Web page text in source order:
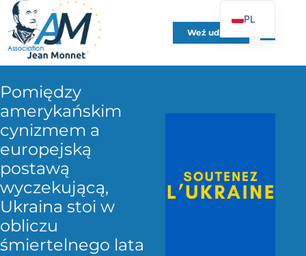
Weź udział
Pomiędzy
amerykańskim
cynizmem a
europejską
postawą
wyczekującą,
Ukraina stoi w
obliczu
śmiertelnego lata
PL
FR
EN
UK